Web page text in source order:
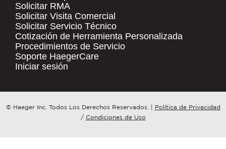
COMPANY NAME*
COUNTRY
REGARDING?*
.
QUICK LINKS
Products
Resources
Contact Us
Tooling Wizard
Solicitar RMA
Solicitar Visita Comercial
Solicitar Servicio Técnico
Cotización de Herramienta Personalizada
Procedimientos de Servicio
Soporte HaegerCare
Iniciar sesión
© Haeger Inc. Todos Los Derechos Reservados.
Política de Privacidad
/ Condiciones de Uso